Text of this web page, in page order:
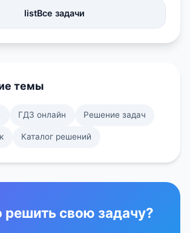
listВсе задачи
темы
ГДЗ онлайн Решение задач
Каталог решений
свою задачу?